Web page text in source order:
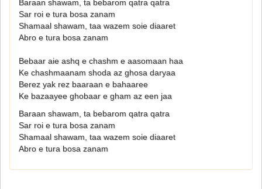
Baraan shawam, ta bebarom qatra qatra
Sar roi e tura bosa zanam
Shamaal shawam, taa wazem soie diaaret
Abro e tura bosa zanam
Bebaar aie ashq e chashm e aasomaan haa
Ke chashmaanam shoda az ghosa daryaa
Berez yak rez baaraan e bahaaree
Ke bazaayee ghobaar e gham az een jaa
Baraan shawam, ta bebarom qatra qatra
Sar roi e tura bosa zanam
Shamaal shawam, taa wazem soie diaaret
Abro e tura bosa zanam